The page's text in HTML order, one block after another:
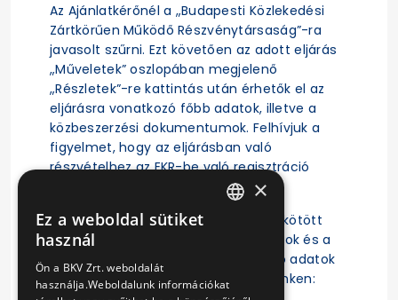
Az Ajánlatkérőnél a „Budapesti Közlekedési
Zártkörűen Működő Részvénytársaság”-ra
javasolt szűrni. Ezt követően az adott eljárás
„Műveletek” oszlopában megjelenő
„Részletek”-re kattintás után érhetők el az
eljárásra vonatkozó főbb adatok, illetve a
közbeszerzési dokumentumok. Felhívjuk a
figyelmet, hogy az eljárásban való
részvételhez az EKR-be való regisztráció
A közbeszerzési eljárás alapján megkötött
szerződések, a szerződésmódosítások és a
szerződések teljesítésére vonatkozó adatok
az EKR-ben érhetők el a következő linken:
×
Ez a weboldal sütiket
használ
Ön a BKV Zrt. weboldalát
használja.Weboldalunk információkat